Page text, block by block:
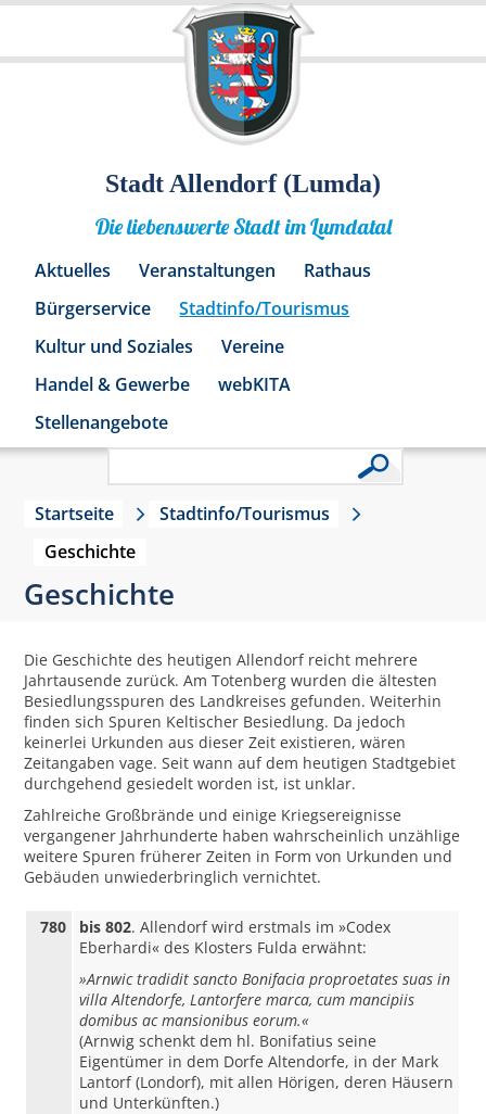
Stadt Allendorf (Lumda)
Die liebenswerte Stadt im Lumdatal
Aktuelles Veranstaltungen
Rathaus
Bürgerservice
Stadtinfo/Tourismus
Kultur und Soziales
Vereine
Handel & Gewerbe
webKITA
Stellenangebote
Startseite
Stadtinfo/Tourismus
Geschichte
Geschichte
Die Geschichte des heutigen Allendorf reicht mehrere
Jahrtausende zurück. Am Totenberg wurden die ältesten
Besiedlungsspuren des Landkreises gefunden. Weiterhin
finden sich Spuren Keltischer Besiedlung. Da jedoch
keinerlei Urkunden aus dieser Zeit existieren, wären
Zeitangaben vage. Seit wann auf dem heutigen Stadtgebiet
durchgehend gesiedelt worden ist, ist unklar.
Zahlreiche Großbrände und einige Kriegsereignisse
vergangener Jahrhunderte haben wahrscheinlich unzählige
weitere Spuren früherer Zeiten in Form von Urkunden und
Gebäuden unwiederbringlich vernichtet.
780 bis 802. Allendorf wird erstmals im »Codex
Eberhardi« des Klosters Fulda erwähnt:
»Arnwic tradidit sancto Bonifacia proproetates suas in
villa Altendorfe, Lantorfere marca, cum mancipiis
domibus ac mansionibus eorum.«
(Arnwig schenkt dem hl. Bonifatius seine
Eigentümer in dem Dorfe Altendorfe, in der Mark
Lantorf (Londorf), mit allen Hörigen, deren Häusern
und Unterkünften.)